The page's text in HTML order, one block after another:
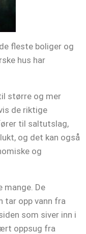
fleste boliger og
hus har
større og mer
de riktige
til saltutslag,
og det kan også
og
mange. De
tar opp vann fra
som siver inn i
oppsug fra